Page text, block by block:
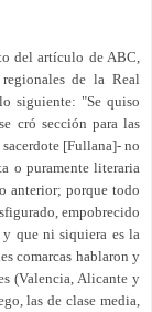
del artículo de ABC,
de la Real
siguiente: "Se quiso
cró sección para las
[Fullana]- no
o puramente literaria
anterior; porque todo
empobrecido
que ni siquiera es la
comarcas hablaron y
(Valencia, Alicante y
las de clase media,